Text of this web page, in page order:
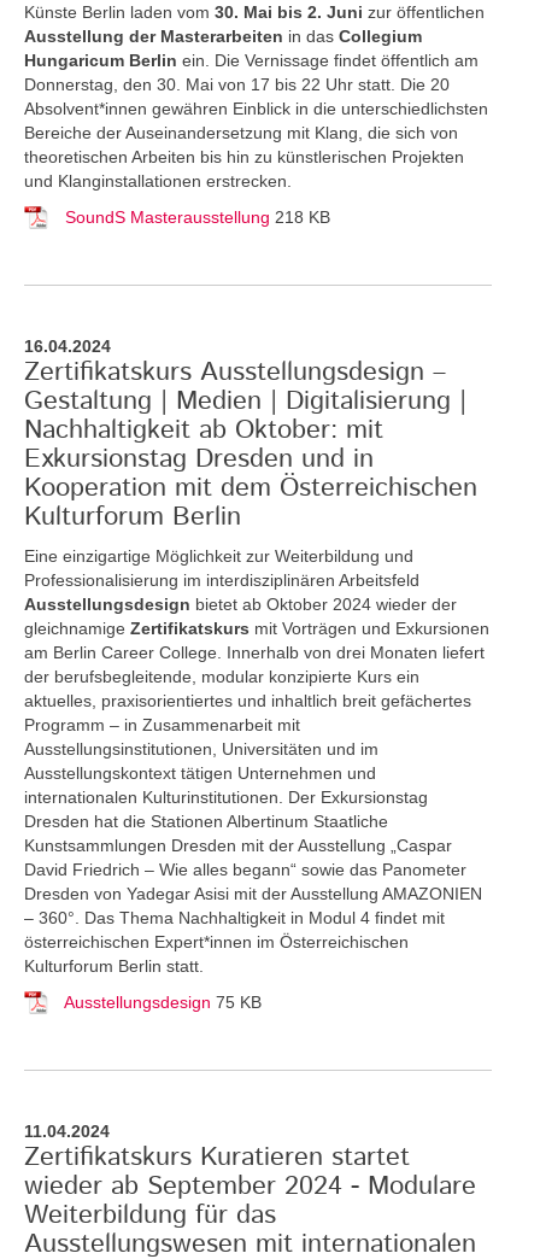
Künste Berlin laden vom 30. Mai bis 2. Juni zur öffentlichen
Ausstellung der Masterarbeiten in das Collegium
Hungaricum Berlin ein. Die Vernissage findet öffentlich am
Donnerstag, den 30. Mai von 17 bis 22 Uhr statt. Die 20
Absolvent*innen gewähren Einblick in die unterschiedlichsten
Bereiche der Auseinandersetzung mit Klang, die sich von
theoretischen Arbeiten bis hin zu künstlerischen Projekten
und Klanginstallationen erstrecken.
SoundS Masterausstellung 218 KB
16.04.2024
Zertifikatskurs Ausstellungsdesign –
Gestaltung | Medien | Digitalisierung |
Nachhaltigkeit ab Oktober: mit
Exkursionstag Dresden und in
Kooperation mit dem Österreichischen
Kulturforum Berlin
Eine einzigartige Möglichkeit zur Weiterbildung und
Professionalisierung im interdisziplinären Arbeitsfeld
Ausstellungsdesign bietet ab Oktober 2024 wieder der
gleichnamige Zertifikatskurs mit Vorträgen und Exkursionen
am Berlin Career College. Innerhalb von drei Monaten liefert
der berufsbegleitende, modular konzipierte Kurs ein
aktuelles, praxisorientiertes und inhaltlich breit gefächertes
Programm – in Zusammenarbeit mit
Ausstellungsinstitutionen, Universitäten und im
Ausstellungskontext tätigen Unternehmen und
internationalen Kulturinstitutionen. Der Exkursionstag
Dresden hat die Stationen Albertinum Staatliche
Kunstsammlungen Dresden mit der Ausstellung „Caspar
David Friedrich – Wie alles begann“ sowie das Panometer
Dresden von Yadegar Asisi mit der Ausstellung AMAZONIEN
– 360°. Das Thema Nachhaltigkeit in Modul 4 findet mit
österreichischen Expert*innen im Österreichischen
Kulturforum Berlin statt.
Ausstellungsdesign 75 KB
11.04.2024
Zertifikatskurs Kuratieren startet
wieder ab September 2024 - Modulare
Weiterbildung für das
Ausstellungswesen mit internationalen